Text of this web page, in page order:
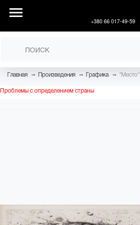
+380 66 017-49-59
Главная → Произведения → Графика → "Место"
Проблемы с определением страны